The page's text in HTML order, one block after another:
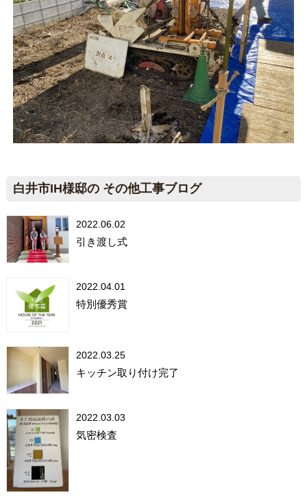
白井市IH様邸の その他工事ブログ
2022.06.02
引き渡し式
2022.04.01
特別優秀賞
2022.03.25
キッチン取り付け完了
2022.03.03
気密検査